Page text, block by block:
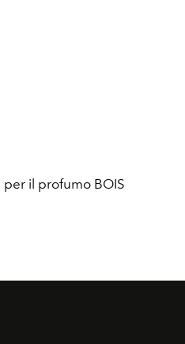
per il profumo BOIS